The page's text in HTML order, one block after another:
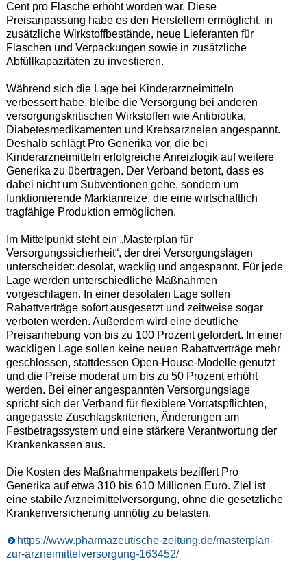
Cent pro Flasche erhöht worden war. Diese
Preisanpassung habe es den Herstellern ermöglicht, in
zusätzliche Wirkstoffbestände, neue Lieferanten für
Flaschen und Verpackungen sowie in zusätzliche
Abfüllkapazitäten zu investieren.
Während sich die Lage bei Kinderarzneimitteln
verbessert habe, bleibe die Versorgung bei anderen
versorgungskritischen Wirkstoffen wie Antibiotika,
Diabetesmedikamenten und Krebsarzneien angespannt.
Deshalb schlägt Pro Generika vor, die bei
Kinderarzneimitteln erfolgreiche Anreizlogik auf weitere
Generika zu übertragen. Der Verband betont, dass es
dabei nicht um Subventionen gehe, sondern um
funktionierende Marktanreize, die eine wirtschaftlich
tragfähige Produktion ermöglichen.
Im Mittelpunkt steht ein „Masterplan für
Versorgungssicherheit“, der drei Versorgungslagen
unterscheidet: desolat, wacklig und angespannt. Für jede
Lage werden unterschiedliche Maßnahmen
vorgeschlagen. In einer desolaten Lage sollen
Rabattverträge sofort ausgesetzt und zeitweise sogar
verboten werden. Außerdem wird eine deutliche
Preisanhebung von bis zu 100 Prozent gefordert. In einer
wackligen Lage sollen keine neuen Rabattverträge mehr
geschlossen, stattdessen Open-House-Modelle genutzt
und die Preise moderat um bis zu 50 Prozent erhöht
werden. Bei einer angespannten Versorgungslage
spricht sich der Verband für flexiblere Vorratspflichten,
angepasste Zuschlagskriterien, Änderungen am
Festbetragssystem und eine stärkere Verantwortung der
Krankenkassen aus.
Die Kosten des Maßnahmenpakets beziffert Pro
Generika auf etwa 310 bis 610 Millionen Euro. Ziel ist
eine stabile Arzneimittelversorgung, ohne die gesetzliche
Krankenversicherung unnötig zu belasten.
https://www.pharmazeutische-zeitung.de/masterplan-
zur-arzneimittelversorgung-163452/